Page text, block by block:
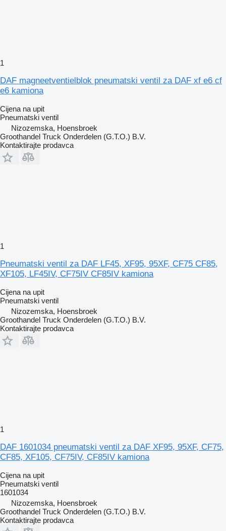
1
DAF magneetventielblok pneumatski ventil za DAF xf e6 cf
e6 kamiona
Cijena na upit
Pneumatski ventil
Nizozemska, Hoensbroek
Groothandel Truck Onderdelen (G.T.O.) B.V.
Kontaktirajte prodavca
1
Pneumatski ventil za DAF LF45, XF95, 95XF, CF75 CF85,
XF105, LF45IV, CF75IV CF85IV kamiona
Cijena na upit
Pneumatski ventil
Nizozemska, Hoensbroek
Groothandel Truck Onderdelen (G.T.O.) B.V.
Kontaktirajte prodavca
1
DAF 1601034 pneumatski ventil za DAF XF95, 95XF, CF75,
CF85, XF105, CF75IV, CF85IV kamiona
Cijena na upit
Pneumatski ventil
1601034
Nizozemska, Hoensbroek
Groothandel Truck Onderdelen (G.T.O.) B.V.
Kontaktirajte prodavca